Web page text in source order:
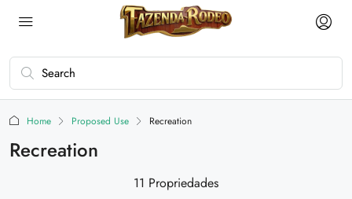
Home Proposed Use Recreation
Recreation
11 Propriedades